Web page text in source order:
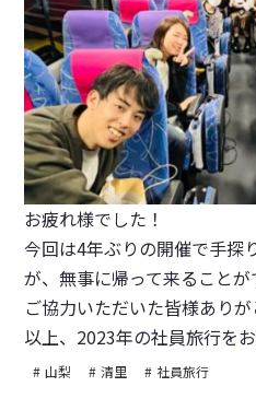
お疲れ様でした！
今回は4年ぶりの開催で手探
が、無事に帰って来ることが
ご協力いただいた皆様あり
以上、2023年の社員旅行を
山梨 清里 社員旅行